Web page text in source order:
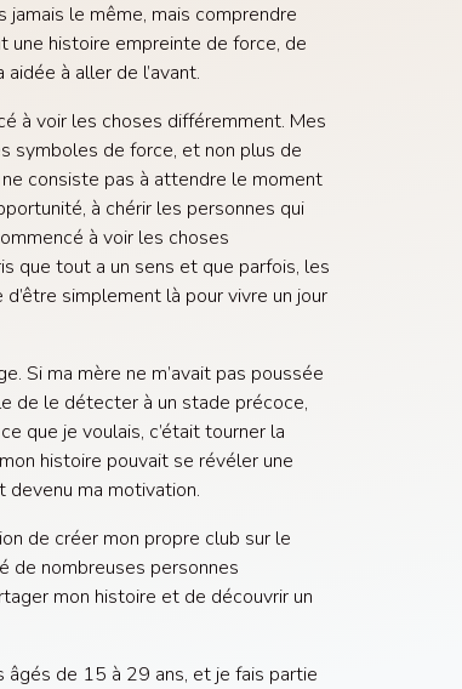
jamais le même, mais comprendre
une histoire empreinte de force, de
à aller de l’avant.
à voir les choses différemment. Mes
symboles de force, et non plus de
ne consiste pas à attendre le moment
à chérir les personnes qui
à voir les choses
que tout a un sens et que parfois, les
simplement là pour vivre un jour
Si ma mère ne m’avait pas poussée
de le détecter à un stade précoce,
que je voulais, c’était tourner la
histoire pouvait se révéler une
devenu ma motivation.
de créer mon propre club sur le
de nombreuses personnes
mon histoire et de découvrir un
âgés de 15 à 29 ans, et je fais partie